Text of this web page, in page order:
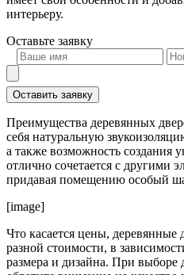
интерьеру.
Оставьте заявку
Оставить заявку
Преимущества деревянных
себя натуральную
а также возможность создания
отлично сочетается с другими
придавая помещению особый
[image]
Что касается цены,
разной стоимости, в
размера и дизайна. При выборе